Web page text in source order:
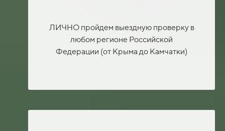
ЛИЧНО пройдем выездную проверку в
любом регионе Российской
Федерации (от Крыма до Камчатки)